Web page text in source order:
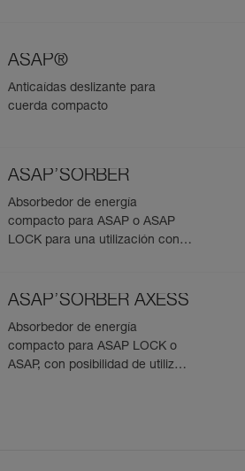
ASAP®
Anticaídas deslizante para
cuerda compacto
ASAP’SORBER
Absorbedor de energía
compacto para ASAP o ASAP
LOCK para una utilización con
ASAP’SORBER AXESS
Absorbedor de energía
compacto para ASAP LOCK o
ASAP, con posibilidad de utilizar